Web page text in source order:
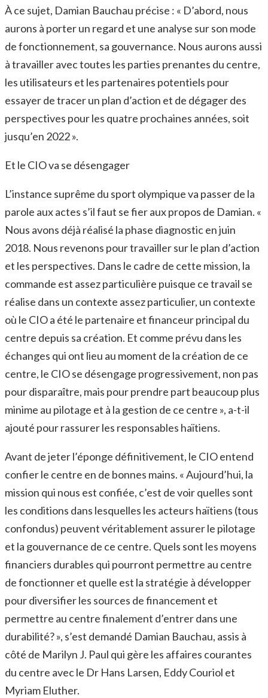
À ce sujet, Damian Bauchau précise : « D’abord, nous
aurons à porter un regard et une analyse sur son mode
de fonctionnement, sa gouvernance. Nous aurons aussi
à travailler avec toutes les parties prenantes du centre,
les utilisateurs et les partenaires potentiels pour
essayer de tracer un plan d’action et de dégager des
perspectives pour les quatre prochaines années, soit
jusqu’en 2022 ».
Et le CIO va se désengager
L’instance suprême du sport olympique va passer de la
parole aux actes s’il faut se fier aux propos de Damian. «
Nous avons déjà réalisé la phase diagnostic en juin
2018. Nous revenons pour travailler sur le plan d’action
et les perspectives. Dans le cadre de cette mission, la
commande est assez particulière puisque ce travail se
réalise dans un contexte assez particulier, un contexte
où le CIO a été le partenaire et financeur principal du
centre depuis sa création. Et comme prévu dans les
échanges qui ont lieu au moment de la création de ce
centre, le CIO se désengage progressivement, non pas
pour disparaître, mais pour prendre part beaucoup plus
minime au pilotage et à la gestion de ce centre », a-t-il
ajouté pour rassurer les responsables haïtiens.
Avant de jeter l’éponge définitivement, le CIO entend
confier le centre en de bonnes mains. « Aujourd’hui, la
mission qui nous est confiée, c’est de voir quelles sont
les conditions dans lesquelles les acteurs haïtiens (tous
confondus) peuvent véritablement assurer le pilotage
et la gouvernance de ce centre. Quels sont les moyens
financiers durables qui pourront permettre au centre
de fonctionner et quelle est la stratégie à développer
pour diversifier les sources de financement et
permettre au centre finalement d’entrer dans une
durabilité? », s’est demandé Damian Bauchau, assis à
côté de Marilyn J. Paul qui gère les affaires courantes
du centre avec le Dr Hans Larsen, Eddy Couriol et
Myriam Eluther.